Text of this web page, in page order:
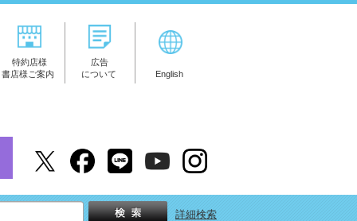
特約店様
書店様ご案内
広告
について
English
詳細検索